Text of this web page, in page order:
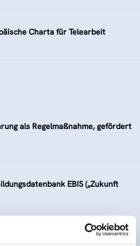
Charta für Telearbeit
als Regelmaßnahme, gefördert
EBIS („Zukunft